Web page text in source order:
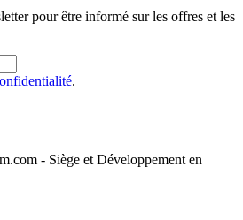
pour être informé sur les offres et les
.
- Siège et Développement en